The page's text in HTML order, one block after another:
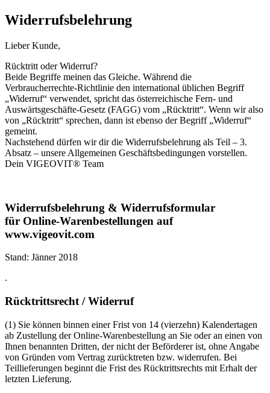
Widerrufsbelehrung
Lieber Kunde,
Rücktritt oder Widerruf?
Beide Begriffe meinen das Gleiche. Während die
Verbraucherrechte-Richtlinie den international üblichen Begriff
„Widerruf“ verwendet, spricht das österreichische Fern- und
Auswärtsgeschäfte-Gesetz (FAGG) vom „Rücktritt“. Wenn wir also
von „Rücktritt“ sprechen, dann ist ebenso der Begriff „Widerruf“
gemeint.
Nachstehend dürfen wir dir die Widerrufsbelehrung als Teil – 3.
Absatz – unsere Allgemeinen Geschäftsbedingungen vorstellen.
Dein VIGEOVIT® Team
Widerrufsbelehrung & Widerrufsformular
für Online-Warenbestellungen auf
www.vigeovit.com
Stand: Jänner 2018
.
Rücktrittsrecht / Widerruf
(1) Sie können binnen einer Frist von 14 (vierzehn) Kalendertagen
ab Zustellung der Online-Warenbestellung an Sie oder an einen von
Ihnen benannten Dritten, der nicht der Beförderer ist, ohne Angabe
von Gründen vom Vertrag zurücktreten bzw. widerrufen. Bei
Teillieferungen beginnt die Frist des Rücktrittsrechts mit Erhalt der
letzten Lieferung.